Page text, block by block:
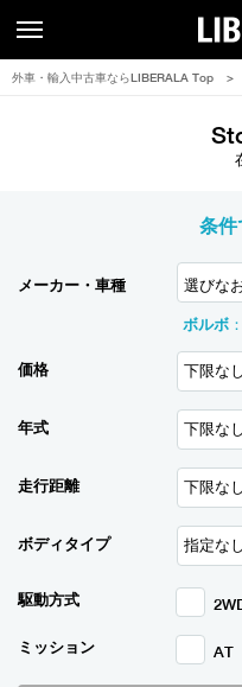
外車・輸入中古車ならLIBERALA Top >
条件
メーカー・車種 選びな
ボルボ ：
価格
年式
走行距離
ボディタイプ
駆動方式
ミッション AT